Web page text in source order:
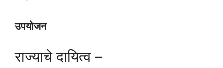
उपयोजन
राज्याचे दायित्व –